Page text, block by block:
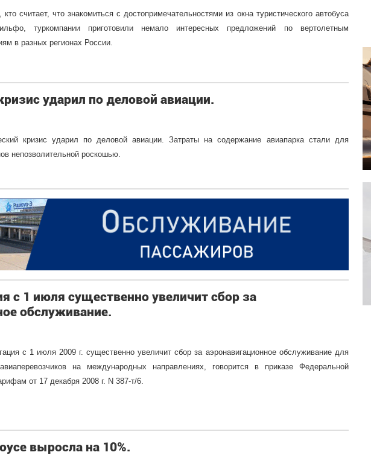
считает, что знакомиться с достопримечательностями из окна туристического автобуса
туркомпании приготовили немало интересных предложений по вертолетным
в разных регионах России.
ударил по деловой авиации.
кризис ударил по деловой авиации. Затраты на содержание авиапарка стали для
непозволительной роскошью.
с 1 июля существенно увеличит сбор за
обслуживание.
с 1 июля 2009 г. существенно увеличит сбор за аэронавигационное обслуживание для
на международных направлениях, говорится в приказе Федеральной
от 17 декабря 2008 г. N 387-т/6.
выросла на 10%.